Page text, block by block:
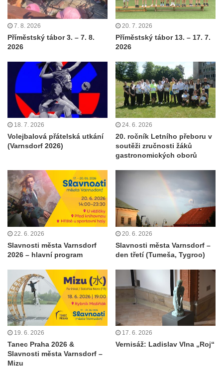
7. 8. 2026
Příměstský tábor 3. – 7. 8.
2026
20. 7. 2026
Příměstský tábor 13. – 17. 7.
2026
18. 7. 2026
Volejbalová přátelská utkání
(Varnsdorf 2026)
24. 6. 2026
20. ročník Letního přeboru v
soutěži zručnosti žáků
gastronomických oborů
22. 6. 2026
Slavnosti města Varnsdorf
2026 – hlavní program
20. 6. 2026
Slavnosti města Varnsdorf –
den třetí (Tumeša, Tygroo)
19. 6. 2026
Tanec Praha 2026 &
Slavnosti města Varnsdorf –
Mizu
17. 6. 2026
Vernisáž: Ladislav Vlna „Roj“